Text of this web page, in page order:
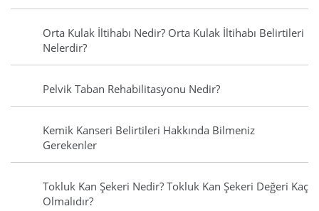
Orta Kulak İltihabı Nedir? Orta Kulak İltihabı Belirtileri
Nelerdir?
Pelvik Taban Rehabilitasyonu Nedir?
Kemik Kanseri Belirtileri Hakkında Bilmeniz
Gerekenler
Tokluk Kan Şekeri Nedir? Tokluk Kan Şekeri Değeri Kaç
Olmalıdır?